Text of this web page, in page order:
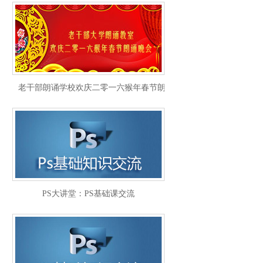
老干部朗诵学校欢庆二零一六猴年春节朗诵晚会
PS大讲堂：PS基础课交流